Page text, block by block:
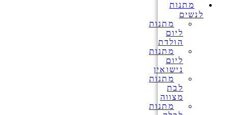
מתנות
לנשים
מתנות
ליום
הולדת
מתנות
ליום
נישואין
מתנות
לבת
מצווה
מתנות